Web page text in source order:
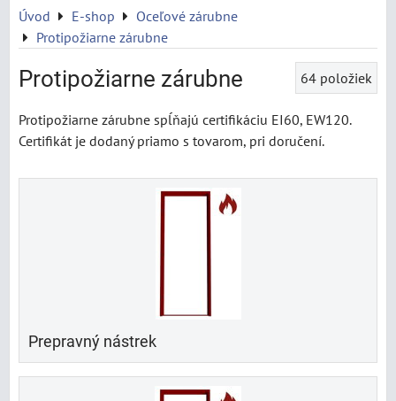
Úvod E-shop
Oceľové zárubne
Protipožiarne zárubne
Protipožiarne zárubne 64 položiek
Protipožiarne zárubne spĺňajú certifikáciu EI60, EW120.
Certifikát je dodaný priamo s tovarom, pri doručení.
Prepravný nástrek